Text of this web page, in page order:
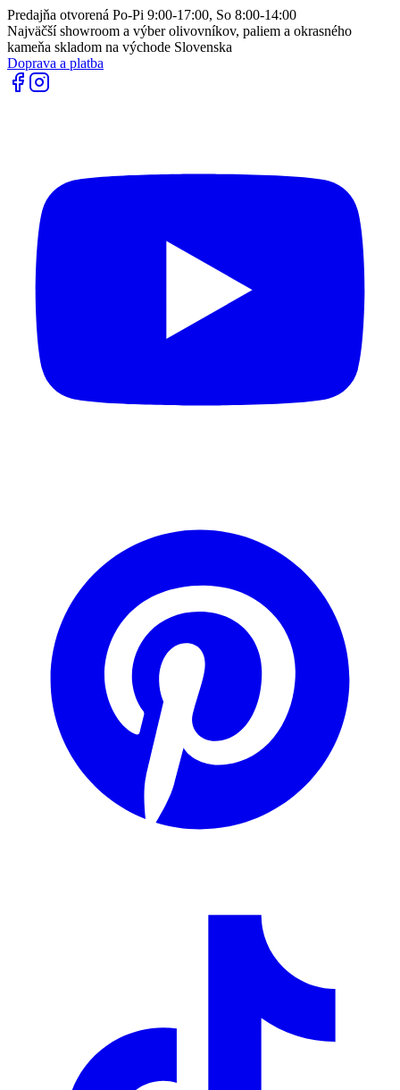
Predajňa otvorená Po-Pi 9:00-17:00, So 8:00-14:00
Najväčší showroom a výber olivovníkov, paliem a okrasného
kameňa skladom na východe Slovenska
Doprava a platba